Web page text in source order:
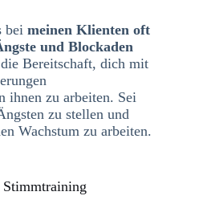
bei meinen Klienten oft
und Blockaden
Bereitschaft, dich mit
ihnen zu arbeiten. Sei
zu stellen und
Wachstum zu arbeiten.